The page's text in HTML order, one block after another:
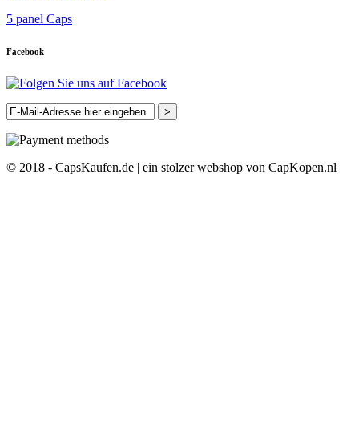
5 panel Caps
Facebook
>
© 2018 - CapsKaufen.de | ein stolzer webshop von CapKopen.nl